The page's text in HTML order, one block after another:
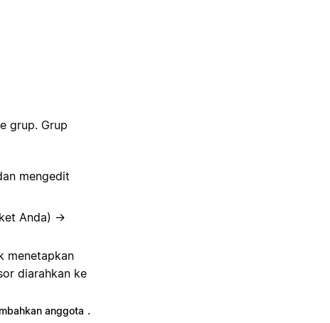
grup. Grup
mengedit
Anda) →
menetapkan
diarahkan ke
anggota .